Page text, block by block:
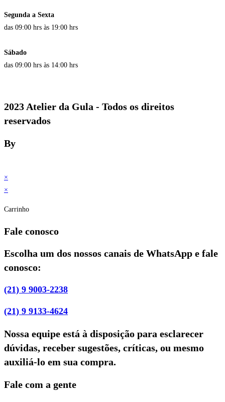
Segunda a Sexta
das 09:00 hrs às 19:00 hrs
Sábado
das 09:00 hrs às 14:00 hrs
2023 Atelier da Gula - Todos os direitos
reservados
By
×
×
Carrinho
Fale conosco
Escolha um dos nossos canais de WhatsApp e fale
conosco:
(21) 9 9003-2238
(21) 9 9133-4624
Nossa equipe está à disposição para esclarecer
dúvidas, receber sugestões, críticas, ou mesmo
auxiliá-lo em sua compra.
Fale com a gente